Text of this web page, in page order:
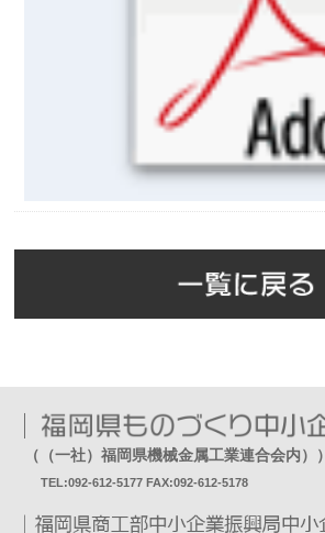
（（一社）福岡県機械金属工業連合会内））
TEL:092-612-5177 FAX:092-612-5178